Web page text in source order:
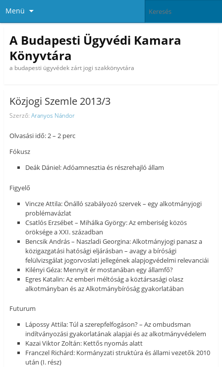
Menü
A Budapesti Ügyvédi Kamara
Könyvtára
a budapesti ügyvédek zárt jogi szakkönyvtára
Közjogi Szemle 2013/3
Szerző: Aranyos Nándor
Olvasási idő: 2 – 2 perc
Fókusz
Deák Dániel: Adóamnesztia és részrehajló állam
Figyelő
Vincze Attila: Önálló szabályozó szervek – egy alkotmányjogi
problémavázlat
Csatlós Erzsébet – Mihálka György: Az emberiség közös
öröksége a XXI. században
Bencsik András – Naszladi Georgina: Alkotmányjogi panasz a
közigazgatási hatósági eljárásban – avagy a bírósági
felülvizsgálat jogorvoslati jellegének alapjogvédelmi relevanciái
Kilényi Géza: Mennyit ér mostanában egy államfő?
Egres Katalin: Az emberi méltóság a köztársasági olasz
alkotmányban és az Alkotmánybíróság gyakorlatában
Futurum
Lápossy Attila: Túl a szerepfelfogáson? – Az ombudsman
indítványozási gyakorlatának alapjai és az alkotmányvédelem
Kazai Viktor Zoltán: Kettős nyomás alatt
Franczel Richárd: Kormányzati struktúra és állami vezetők 2010
után (I. rész)